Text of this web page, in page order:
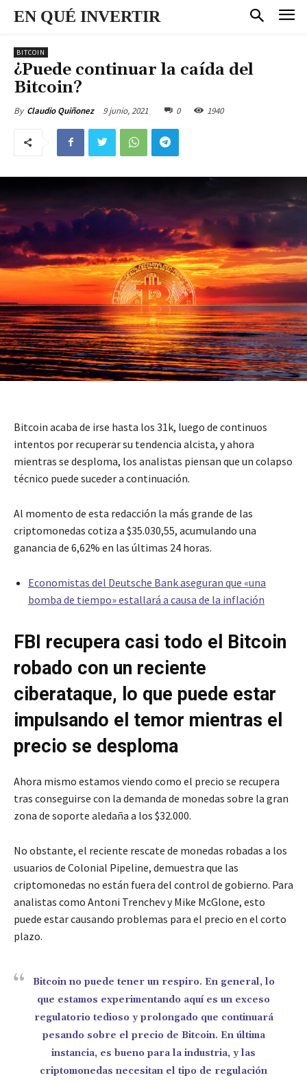
EN QUÉ INVERTIR
BITCOIN
¿Puede continuar la caída del
Bitcoin?
By Claudio Quiñonez 9 junio, 2021 0 1940
Bitcoin acaba de irse hasta los 31k, luego de continuos
intentos por recuperar su tendencia alcista, y ahora
mientras se desploma, los analistas piensan que un colapso
técnico puede suceder a continuación.
Al momento de esta redacción la más grande de las
criptomonedas cotiza a $35.030,55, acumulando una
ganancia de 6,62% en las últimas 24 horas.
Economistas del Deutsche Bank aseguran que «una
bomba de tiempo» estallará a causa de la inflación
FBI recupera casi todo el Bitcoin
robado con un reciente
ciberataque, lo que puede estar
impulsando el temor mientras el
precio se desploma
Ahora mismo estamos viendo como el precio se recupera
tras conseguirse con la demanda de monedas sobre la gran
zona de soporte aledaña a los $32.000.
No obstante, el reciente rescate de monedas robadas a los
usuarios de Colonial Pipeline, demuestra que las
criptomonedas no están fuera del control de gobierno. Para
analistas como Antoni Trenchev y Mike McGlone, esto
puede estar causando problemas para el precio en el corto
plazo.
Bitcoin no puede tener un respiro. En general, lo
que estamos experimentando aquí es un exceso
regulatorio tedioso y prolongado que continuará
pesando sobre el precio de Bitcoin. En última
instancia, es bueno para la industria, y las
criptomonedas necesitan el tipo de regulación